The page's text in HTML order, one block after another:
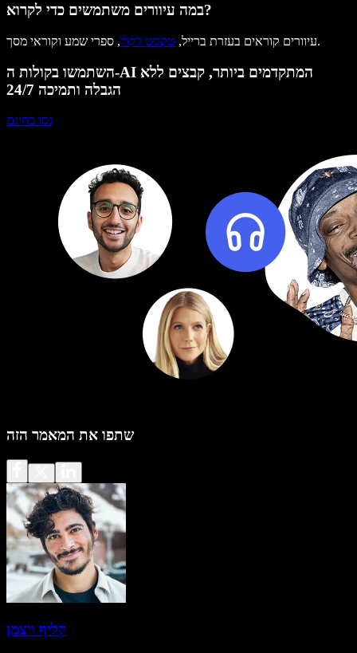
במה עיוורים משתמשים כדי לקרוא?
עיוורים קוראים בעזרת ברייל, טקסט לקול , ספרי שמע וקוראי מסך.
השתמשו בקולות ה-AI המתקדמים ביותר, קבצים ללא
הגבלה ותמיכה 24/7
נסו בחינם
שתפו את המאמר הזה
קליף ויצמן